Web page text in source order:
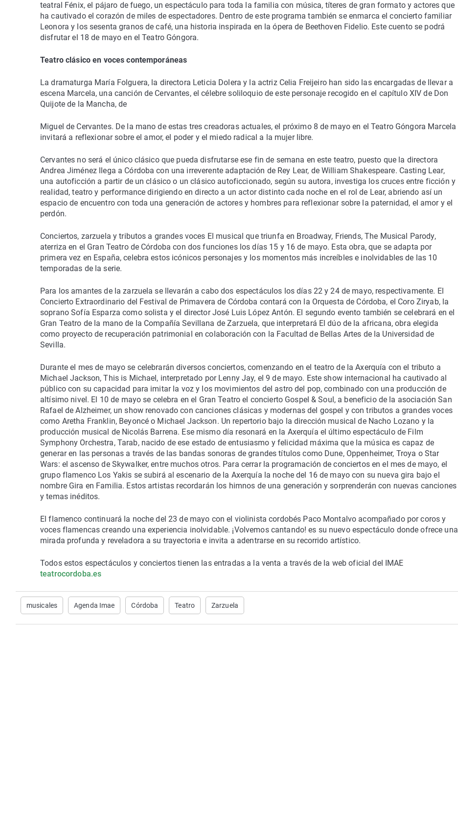
teatral Fénix, el pájaro de fuego, un espectáculo para toda la familia con música, títeres de gran formato y actores que
ha cautivado el corazón de miles de espectadores. Dentro de este programa también se enmarca el concierto familiar
Leonora y los sesenta granos de café, una historia inspirada en la ópera de Beethoven Fidelio. Este cuento se podrá
disfrutar el 18 de mayo en el Teatro Góngora.
Teatro clásico en voces contemporáneas
La dramaturga María Folguera, la directora Leticia Dolera y la actriz Celia Freijeiro han sido las encargadas de llevar a
escena Marcela, una canción de Cervantes, el célebre soliloquio de este personaje recogido en el capítulo XIV de Don
Quijote de la Mancha, de
Miguel de Cervantes. De la mano de estas tres creadoras actuales, el próximo 8 de mayo en el Teatro Góngora Marcela
invitará a reflexionar sobre el amor, el poder y el miedo radical a la mujer libre.
Cervantes no será el único clásico que pueda disfrutarse ese fin de semana en este teatro, puesto que la directora
Andrea Jiménez llega a Córdoba con una irreverente adaptación de Rey Lear, de William Shakespeare. Casting Lear,
una autoficción a partir de un clásico o un clásico autoficcionado, según su autora, investiga los cruces entre ficción y
realidad, teatro y performance dirigiendo en directo a un actor distinto cada noche en el rol de Lear, abriendo así un
espacio de encuentro con toda una generación de actores y hombres para reflexionar sobre la paternidad, el amor y el
perdón.
Conciertos, zarzuela y tributos a grandes voces El musical que triunfa en Broadway, Friends, The Musical Parody,
aterriza en el Gran Teatro de Córdoba con dos funciones los días 15 y 16 de mayo. Esta obra, que se adapta por
primera vez en España, celebra estos icónicos personajes y los momentos más increíbles e inolvidables de las 10
temporadas de la serie.
Para los amantes de la zarzuela se llevarán a cabo dos espectáculos los días 22 y 24 de mayo, respectivamente. El
Concierto Extraordinario del Festival de Primavera de Córdoba contará con la Orquesta de Córdoba, el Coro Ziryab, la
soprano Sofía Esparza como solista y el director José Luis López Antón. El segundo evento también se celebrará en el
Gran Teatro de la mano de la Compañía Sevillana de Zarzuela, que interpretará El dúo de la africana, obra elegida
como proyecto de recuperación patrimonial en colaboración con la Facultad de Bellas Artes de la Universidad de
Sevilla.
Durante el mes de mayo se celebrarán diversos conciertos, comenzando en el teatro de la Axerquía con el tributo a
Michael Jackson, This is Michael, interpretado por Lenny Jay, el 9 de mayo. Este show internacional ha cautivado al
público con su capacidad para imitar la voz y los movimientos del astro del pop, combinado con una producción de
altísimo nivel. El 10 de mayo se celebra en el Gran Teatro el concierto Gospel & Soul, a beneficio de la asociación San
Rafael de Alzheimer, un show renovado con canciones clásicas y modernas del gospel y con tributos a grandes voces
como Aretha Franklin, Beyoncé o Michael Jackson. Un repertorio bajo la dirección musical de Nacho Lozano y la
producción musical de Nicolás Barrena. Ese mismo día resonará en la Axerquía el último espectáculo de Film
Symphony Orchestra, Tarab, nacido de ese estado de entusiasmo y felicidad máxima que la música es capaz de
generar en las personas a través de las bandas sonoras de grandes títulos como Dune, Oppenheimer, Troya o Star
Wars: el ascenso de Skywalker, entre muchos otros. Para cerrar la programación de conciertos en el mes de mayo, el
grupo flamenco Los Yakis se subirá al escenario de la Axerquía la noche del 16 de mayo con su nueva gira bajo el
nombre Gira en Familia. Estos artistas recordarán los himnos de una generación y sorprenderán con nuevas canciones
y temas inéditos.
El flamenco continuará la noche del 23 de mayo con el violinista cordobés Paco Montalvo acompañado por coros y
voces flamencas creando una experiencia inolvidable. ¡Volvemos cantando! es su nuevo espectáculo donde ofrece una
mirada profunda y reveladora a su trayectoria e invita a adentrarse en su recorrido artístico.
Todos estos espectáculos y conciertos tienen las entradas a la venta a través de la web oficial del IMAE
teatrocordoba.es
musicales Agenda Imae Córdoba Teatro Zarzuela